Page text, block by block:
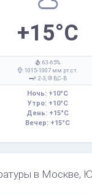
+15°C
: 63-65%
: 1015-1007 мм рт.ст.
: 2-3,
В,С-В
Ночь: +10°C
Утро: +10°C
День: +15°C
Вечер: +15°C
в Москве,